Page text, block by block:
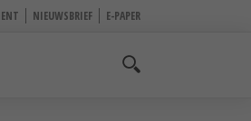
NIEUWSBRIEF E-PAPER